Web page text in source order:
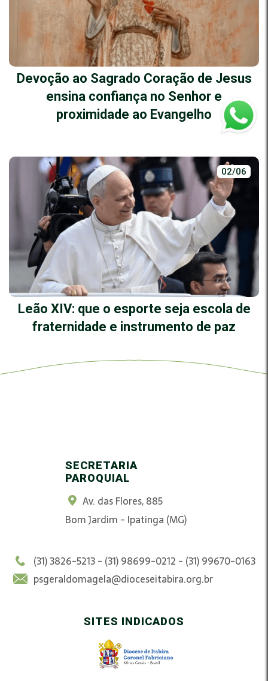
Devoção ao Sagrado Coração de Jesus
ensina confiança no Senhor e
proximidade ao Evangelho
02/06
Leão XIV: que o esporte seja escola de
fraternidade e instrumento de paz
SECRETARIA
PAROQUIAL
Av. das Flores, 885
Bom Jardim - Ipatinga (MG)
(31) 3826-5213 - (31) 98699-0212 - (31) 99670-0163
psgeraldomagela@dioceseitabira.org.br
SITES INDICADOS